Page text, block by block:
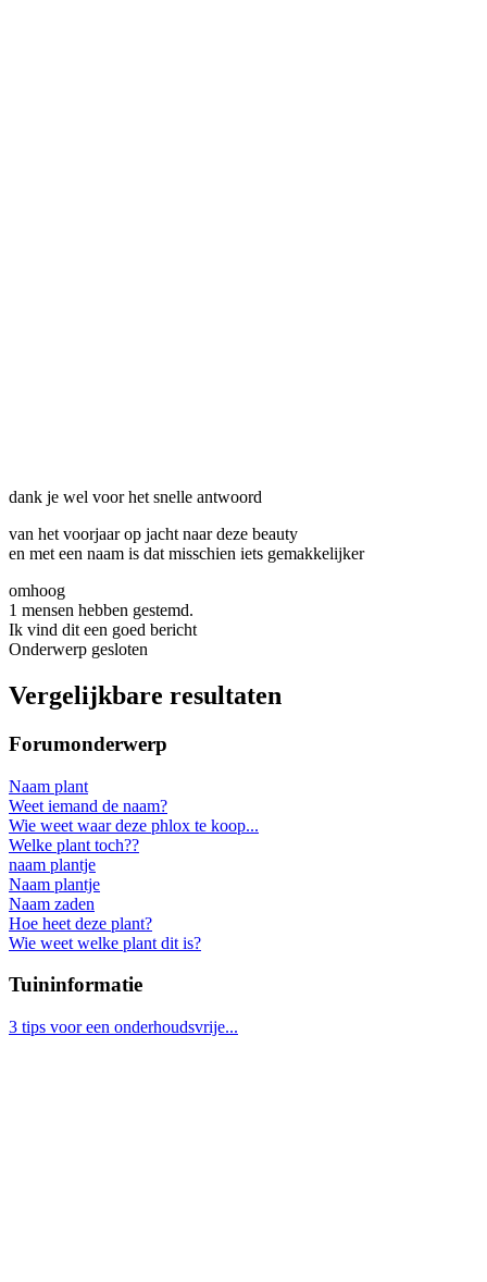
dank je wel voor het snelle antwoord
van het voorjaar op jacht naar deze beauty
en met een naam is dat misschien iets gemakkelijker
omhoog
1 mensen hebben gestemd.
Ik vind dit een goed bericht
Onderwerp gesloten
Vergelijkbare resultaten
Forumonderwerp
Naam plant
Weet iemand de naam?
Wie weet waar deze phlox te koop...
Welke plant toch??
naam plantje
Naam plantje
Naam zaden
Hoe heet deze plant?
Wie weet welke plant dit is?
Tuininformatie
3 tips voor een onderhoudsvrije...